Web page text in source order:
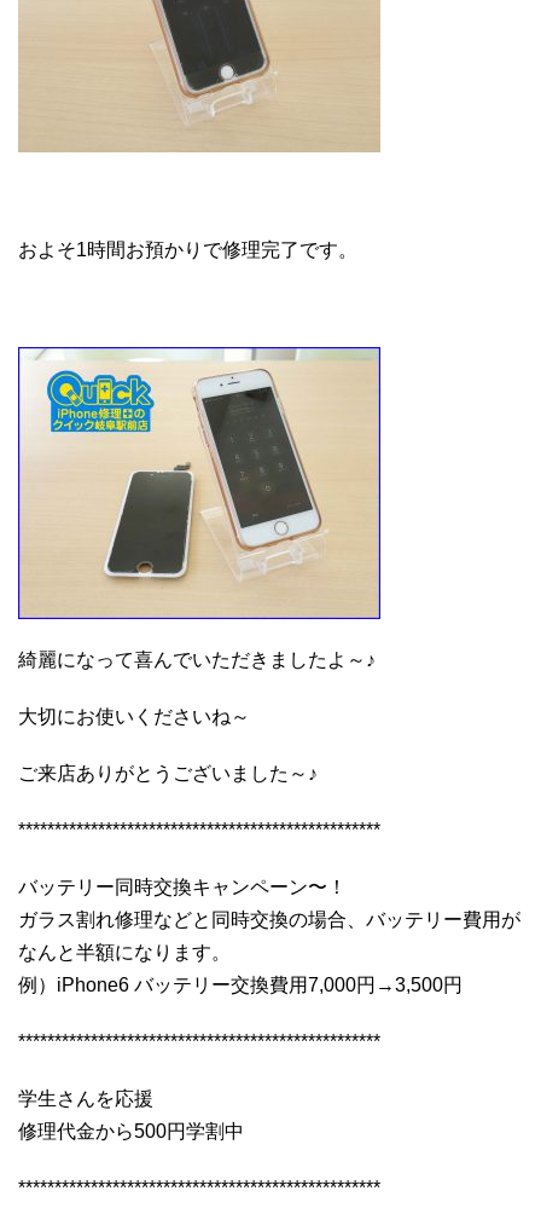
およそ1時間お預かりで修理完了です。
綺麗になって喜んでいただきましたよ～♪
大切にお使いくださいね～
ご来店ありがとうございました～♪
**************************************************
バッテリー同時交換キャンペーン〜！
ガラス割れ修理などと同時交換の場合、バッテリー費用が
なんと半額になります。
例）iPhone6 バッテリー交換費用7,000円→3,500円
**************************************************
学生さんを応援
修理代金から500円学割中
**************************************************